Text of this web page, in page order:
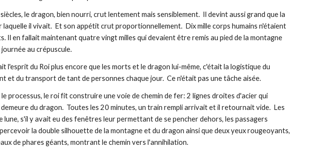
le dragon, bien nourri, crut lentement mais sensiblement.  Il devint aussi grand que la
laquelle il vivait.  Et son appétit crut proportionnellement.  Dix mille corps humains n'étaient
Il en fallait maintenant quatre vingt milles qui devaient être remis au pied de la montagne
au crépuscule.
l'esprit du Roi plus encore que les morts et le dragon lui-même, c'était la logistique du
et du transport de tant de personnes chaque jour.  Ce n'était pas une tâche aisée.
processus, le roi fit construire une voie de chemin de fer: 2 lignes droites d'acier qui
du dragon.  Toutes les 20 minutes, un train rempli arrivait et il retournait vide.  Les
lune, s'il y avait eu des fenêtres leur permettant de se pencher dehors, les passagers
la double silhouette de la montagne et du dragon ainsi que deux yeux rougeoyants,
de phares géants, montrant le chemin vers l'annihilation.